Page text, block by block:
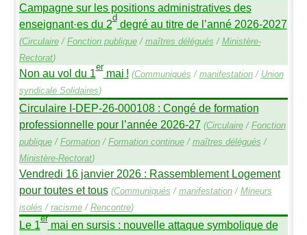
Campagne sur les positions administratives des
enseignant·es du 2ddegré au titre de l’anné 2026-2027
(Circulaire/ Fonction publique/ maîtres délégués / Ministère-
Rectorat)
Non au vol du 1ermai ! (Communiqués / manifestation/ Union
syndicale Solidaires)
Circulaire I-DEP-26-000108 : Congé de formation
professionnelle pour l’année 2026-27 (Circulaire/ Fonction
publique/ Formation/ Formation continue/ maîtres délégués /
Ministère-Rectorat)
Vendredi 16 janvier 2026 : Rassemblement Logement
pour toutes et tous (Communiqués / manifestation/ Mineurs
isolés / racisme/ Rencontre)
Le 1ermai en sursis : nouvelle attaque symbolique de